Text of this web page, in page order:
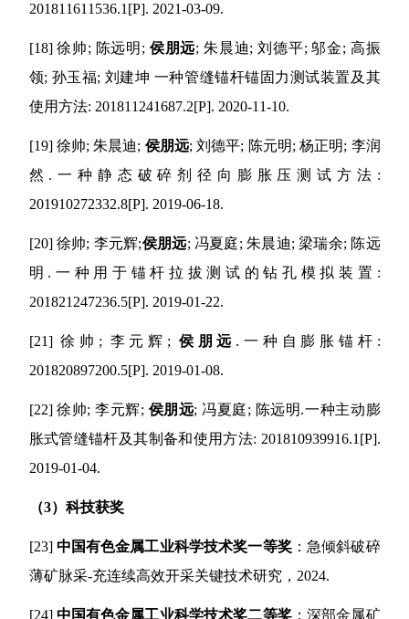
201811611536.1[P]. 2021-03-09.
[18]徐帅; 陈远明 ; 侯朋远;朱晨迪;刘德平;邬金; 高振
领; 孙玉福; 刘建坤 一种管缝锚杆锚固力测试装置及其
使用方法: 201811241687.2[P]. 2020-11-10.
[19] 徐帅; 朱晨迪; 侯朋远; 刘德平; 陈元明; 杨正明; 李润
然 . 一种静态破碎剂径向膨胀压测试方法 :
201910272332.8[P]. 2019-06-18.
[20] 徐帅; 李元辉;侯朋远; 冯夏庭; 朱晨迪;梁瑞余; 陈远
明 . 一种用于锚杆拉拔测试的钻孔模拟装置 :
201821247236.5[P]. 2019-01-22.
[21]徐帅 ; 李元辉 ; 侯朋远 . 一种自膨胀锚杆 :
201820897200.5[P]. 2019-01-08.
[22]徐帅; 李元辉; 侯朋远; 冯夏庭; 陈远明.一种主动膨
胀式管缝锚杆及其制备和使用方法: 201810939916.1[P].
2019-01-04.
（3）科技获奖
[23] 中国有色金属工业科学技术奖一等奖：急倾斜破碎
薄矿脉采-充连续高效开采关键技术研究， 2024.
[24] 中国有色金属工业科学技术奖二等奖：深部金属矿